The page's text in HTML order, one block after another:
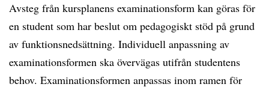
Avsteg från kursplanens examinationsform kan göras för
en student som har beslut om pedagogiskt stöd på grund
av funktionsnedsättning. Individuell anpassning av
examinationsformen ska övervägas utifrån studentens
behov. Examinationsformen anpassas inom ramen för